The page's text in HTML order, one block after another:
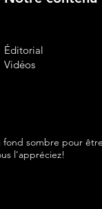
Éditorial
Vidéos
sombre pour
l'appréciez!